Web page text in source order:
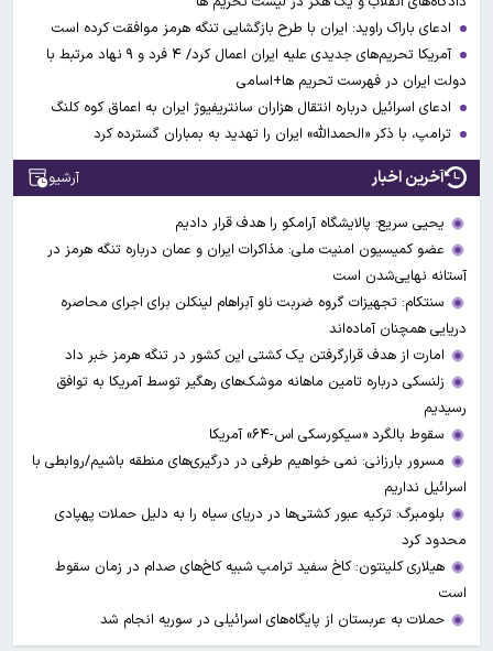
ادعای باراک راوید: ایران با طرح بازگشایی تنگه هرمز موافقت کرده است
آمریکا تحریم‌های جدیدی علیه ایران اعمال کرد/ ۴ فرد و ۹ نهاد مرتبط با
دولت ایران در فهرست تحریم ها+اسامی
ادعای اسرائیل درباره انتقال هزاران سانتریفیوژ ایران به اعماق کوه کلنگ
ترامپ، با ذکر «الحمدالله» ایران را تهدید به بمباران گسترده کرد
آخرین اخبار آرشیو
یحیی سریع: پالایشگاه آرامکو را هدف قرار دادیم
عضو کمیسیون امنیت ملی: مذاکرات ایران و عمان درباره تنگه هرمز در
آستانه نهایی‌شدن است
سنتکام: تجهیزات گروه ضربت ناو آبراهام لینکلن برای اجرای محاصره
دریایی همچنان آماده‌اند
امارت از هدف قرارگرفتن یک کشتی این کشور در تنگه هرمز خبر داد
زلنسکی درباره تامین ماهانه موشک‌های رهگیر توسط آمریکا به توافق
رسیدیم
سقوط بالگرد «سیکورسکی اس-۶۴» آمریکا
مسرور بارزانی: نمی خواهیم طرفی در درگیری‌های منطقه باشیم/روابطی با
اسرائیل نداریم
بلومبرگ: ترکیه عبور کشتی‌ها در دریای سیاه را به دلیل حملات پهپادی
محدود کرد
هیلاری کلینتون: کاخ سفید ترامپ شبیه کاخ‌های صدام در زمان سقوط
است
حملات به عربستان از پایگاه‌های اسرائیلی در سوریه انجام شد